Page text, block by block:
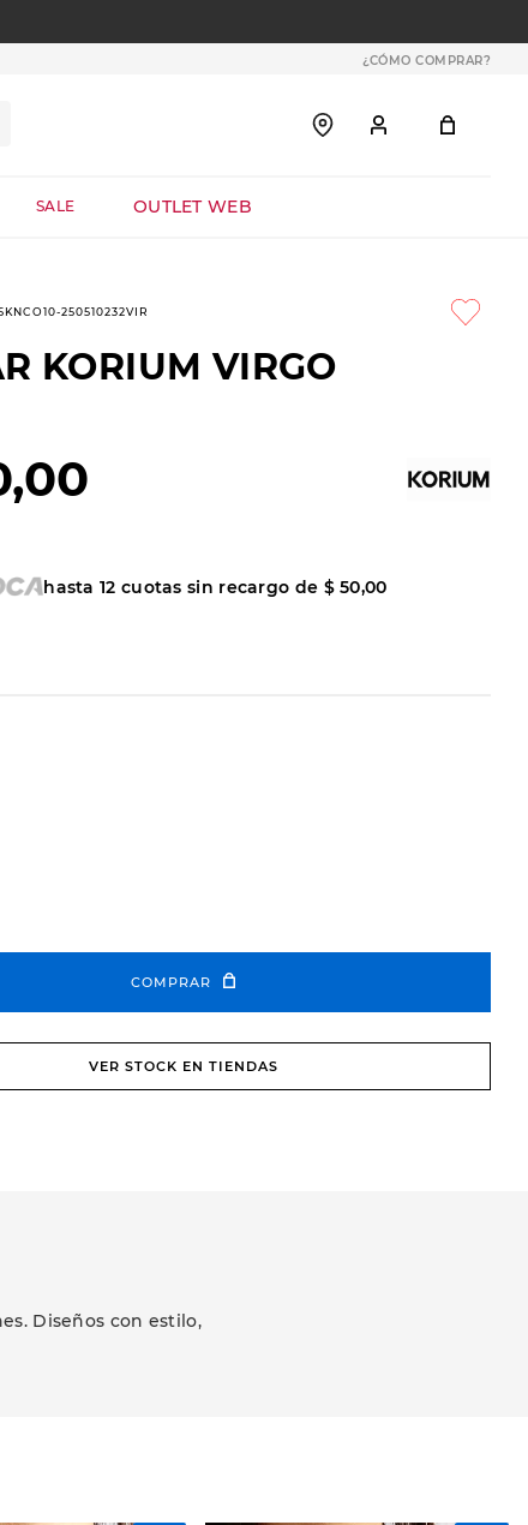
¿CÓMO COMPRAR?
SALE OUTLET WEB
250510232VIR
KORIUM VIRGO
,00
hasta12 cuotas sin recargo de $ 50,00
COMPRAR
VER STOCK EN TIENDAS
Diseños con estilo,